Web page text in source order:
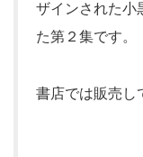
ザインされた小
た第２集です。
書店では販売し